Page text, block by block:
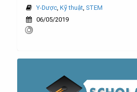
Y-Dược Kỹ thuật STEM
06/05/2019